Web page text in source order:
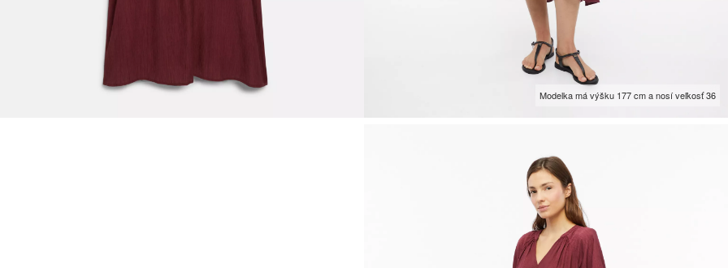
Modelka má výšku 177 cm a nosí veľkosť 36